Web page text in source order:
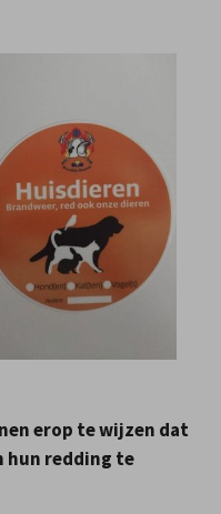
erop te wijzen dat
hun redding te